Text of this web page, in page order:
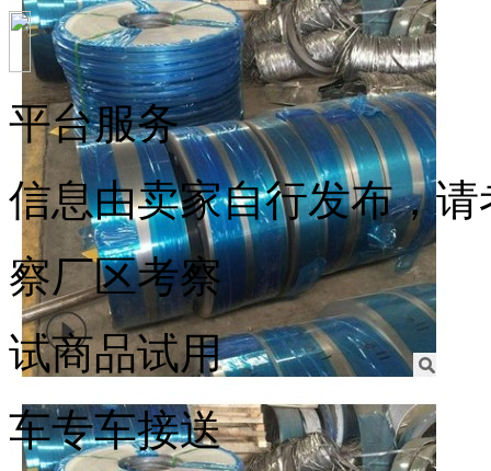
平台服务
信息由卖家自行发布，
察厂区考察
试商品试用
车专车接送